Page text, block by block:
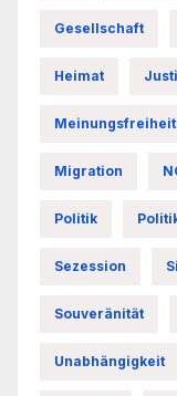
Gesellschaft
Heimat
Meinungsfreiheit
Migration
Politik
Sezession
Souveränität
Unabhängigkeit